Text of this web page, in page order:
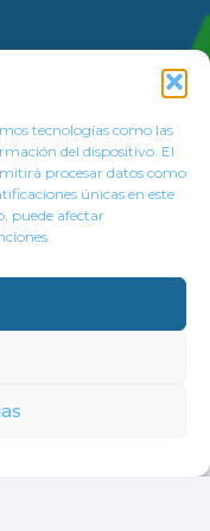
tecnologías como las
del dispositivo. El
procesar datos como
únicas en este
puede afectar